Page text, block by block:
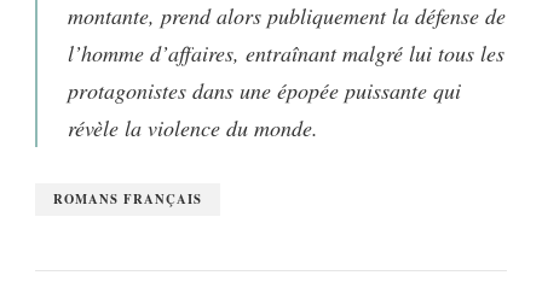
montante, prend alors publiquement la défense de
l’homme d’affaires, entraînant malgré lui tous les
protagonistes dans une épopée puissante qui
révèle la violence du monde.
ROMANS FRANÇAIS